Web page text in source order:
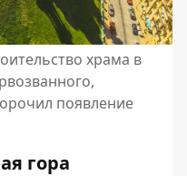
храма в
появление
гора